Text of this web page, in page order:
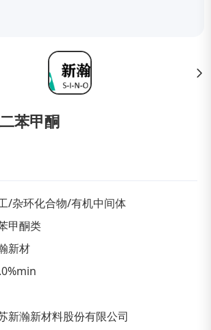
苯甲酮
/杂环化合物/有机中间体
甲酮类
新材
新瀚新材料股份有限公司